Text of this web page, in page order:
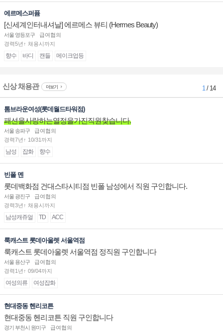
에르메스퍼퓸
[신세계인터내셔날] 에르메스 뷰티 (Hermes Beauty)
서울 영등포구
급여협의
경력5년↑ 채용시까지
향수 바디 캔들 메이크업등
신상 채용관 더보기 1/ 14
톰브라운여성(롯데월드타워점)
패션을사랑하는열정을가진직원찾습니다.
서울 송파구
급여협의
경력7년↑ 10/31까지
남성 잡화 향수
빈폴 멘
롯데백화점 건대스타시티점 빈폴 남성에서 직원 구인합니다.
서울 광진구
급여협의
경력3년↑ 채용시까지
남성캐쥬얼 TD ACC
룩캐스트 롯데아울렛 서울역점
룩캐스트 롯데아울렛 서울역점 정직원 구인합니다
서울 용산구
급여협의
경력1년↑ 09/04까지
여성의류 여성잡화
현대중동 헨리코튼
현대중동 헨리코튼 직원 구인합니다
경기 부천시 원미구
급여협의